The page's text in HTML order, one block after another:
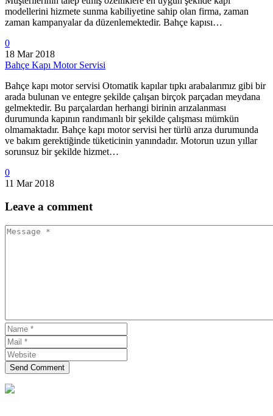
modellerini hizmete sunma kabiliyetine sahip olan firma, zaman
zaman kampanyalar da düzenlemektedir. Bahçe kapısı…
0
18 Mar 2018
Bahçe Kapı Motor Servisi
Bahçe kapı motor servisi Otomatik kapılar tıpkı arabalarımız gibi bir
arada bulunan ve entegre şekilde çalışan birçok parçadan meydana
gelmektedir. Bu parçalardan herhangi birinin arızalanması
durumunda kapının randımanlı bir şekilde çalışması mümkün
olmamaktadır. Bahçe kapı motor servisi her türlü arıza durumunda
ve bakım gerektiğinde tüketicinin yanındadır. Motorun uzun yıllar
sorunsuz bir şekilde hizmet…
0
11 Mar 2018
Leave a comment
Send Comment